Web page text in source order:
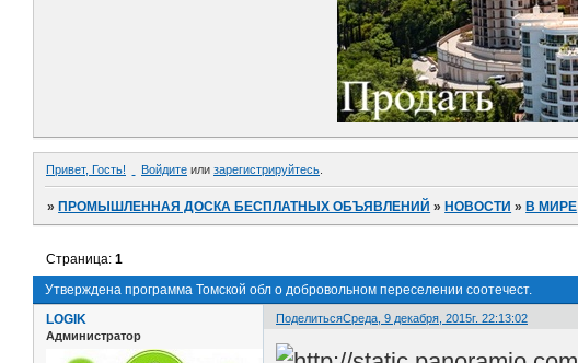
Привет, Гость! Войдите или зарегистрируйтесь
»ПРОМЫШЛЕННАЯ ДОСКА БЕСПЛАТНЫХ ОБЪЯВЛЕНИЙ »НОВОСТИ »В МИРЕ
Утверждена программа Томской обл о добровольном переселении соотечест.
Страница:1
ПоделитьсяСреда, 9 декабря, 2015г. 22:13:02
LOGIK
Администратор